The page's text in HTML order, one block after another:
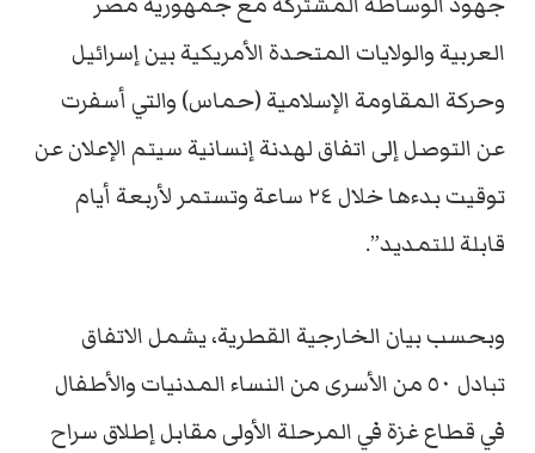
العربية والولايات المتحدة الأمريكية بين إسرائيل
وحركة المقاومة الإسلامية (حماس) والتي أسفرت
عن التوصل إلى اتفاق لهدنة إنسانية سيتم الإعلان عن
توقيت بدءها خلال ٢٤ ساعة وتستمر لأربعة أيام
قابلة للتمديد”.
وبحسب بيان الخارجية القطرية، يشمل الاتفاق
تبادل ٥٠ من الأسرى من النساء المدنيات والأطفال
في قطاع غزة في المرحلة الأولى مقابل إطلاق سراح